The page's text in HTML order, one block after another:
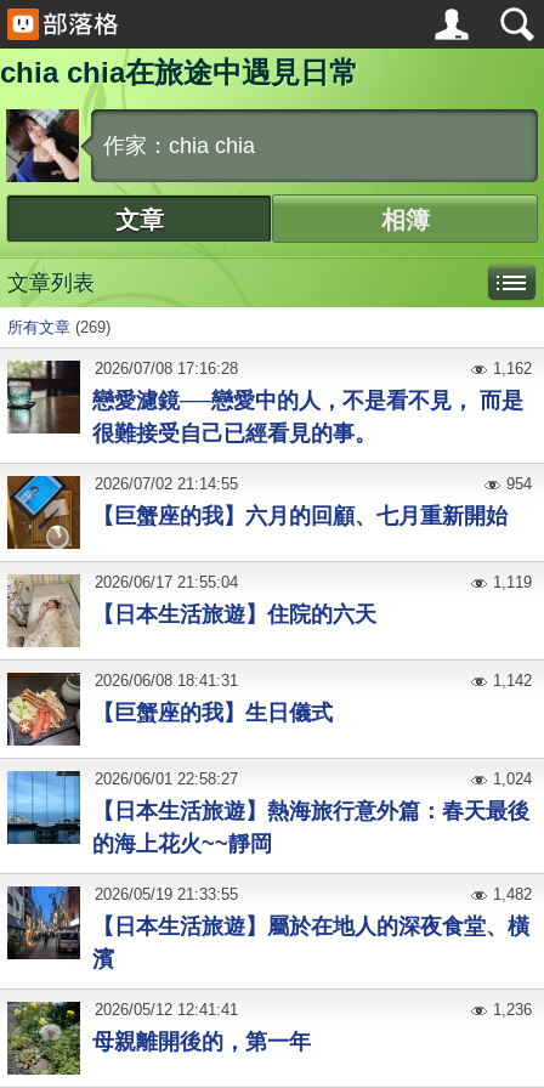
chia chia在旅途中遇見日常
作家：chia chia
文章 相簿
文章列表
所有文章 (269)
戀愛濾鏡──戀愛中的人，不是看不見， 而是
很難接受自己已經看見的事。
2026/07/08 17:16:28 1,162
【巨蟹座的我】六月的回顧、七月重新開始
2026/07/02 21:14:55 954
【日本生活旅遊】住院的六天
2026/06/17 21:55:04 1,119
【巨蟹座的我】生日儀式
2026/06/08 18:41:31 1,142
【日本生活旅遊】熱海旅行意外篇：春天最後
的海上花火~~靜岡
2026/06/01 22:58:27 1,024
【日本生活旅遊】屬於在地人的深夜食堂、橫
濱
2026/05/19 21:33:55 1,482
母親離開後的，第一年
2026/05/12 12:41:41 1,236